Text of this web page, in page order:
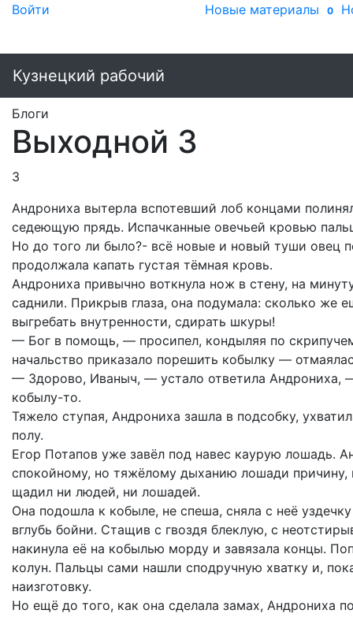
Войти Новые материалы 0
Кузнецкий рабочий
Блоги
Выходной 3
3
Андрониха вытерла вспотевший лоб концами
седеющую прядь. Испачканные овечьей кровью
Но до того ли было?- всё новые и новый туши овец
продолжала капать густая тёмная кровь.
Андрониха привычно воткнула нож в стену, на
саднили. Прикрыв глаза, она подумала: сколько же
выгребать внутренности, сдирать шкуры!
— Бог в помощь, — просипел, кондыляя по
начальство приказало порешить кобылку —
— Здорово, Иваныч, — устало ответила Андрониха,
кобылу-то.
Тяжело ступая, Андрониха зашла в подсобку,
полу.
Егор Потапов уже завёл под навес каурую лошадь.
спокойному, но тяжёлому дыханию лошади
щадил ни людей, ни лошадей.
Она подошла к кобыле, не спеша, сняла с неё
вглубь бойни. Стащив с гвоздя блеклую, с
накинула её на кобылью морду и завязала концы.
колун. Пальцы сами нашли сподручную хватку и,
наизготовку.
Но ещё до того, как она сделала замах, Андрониха